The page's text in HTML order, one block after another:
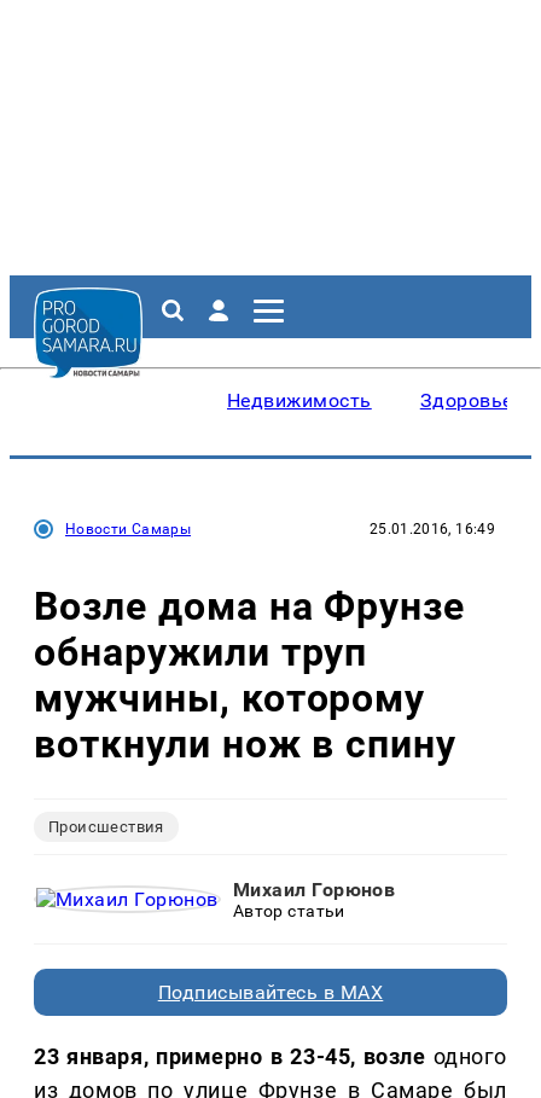
Недвижимость Здоровье
Новости Самары 25.01.2016, 16:49
Возле дома на Фрунзе
обнаружили труп
мужчины, которому
воткнули нож в спину
Происшествия
Михаил Горюнов
Автор статьи
Подписывайтесь в MAX
23 января, примерно в 23-45, возле одного
из домов по улице Фрунзе в Самаре был